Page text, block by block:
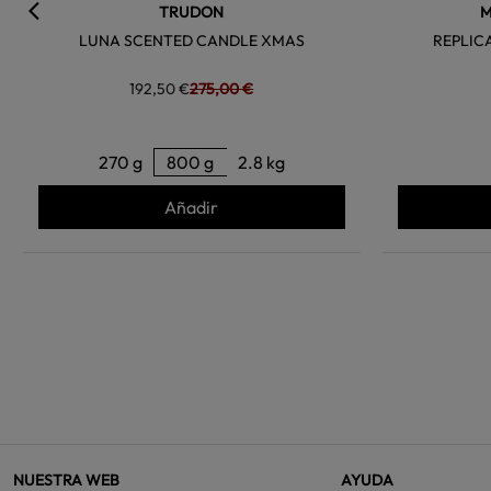
TRUDON
LUNA SCENTED CANDLE XMAS
192,50 €275,00 €
270 g 800 g 2.8 kg
Añadir
NUESTRA WEB AYUDA